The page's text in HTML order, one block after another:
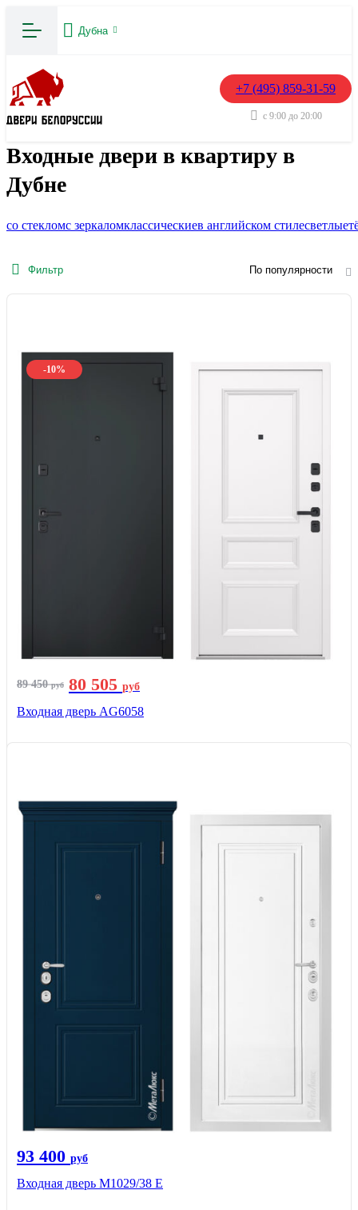
Дубна
+7 (495) 859-31-59
с 9:00 до 20:00
Входные двери в квартиру в
Дубне
со стекломс зеркаломклассическиев английском стилесветлые
Фильтр По популярности
-10%
89 450руб 80 505 руб
Входная дверь AG6058
93 400 руб
Входная дверь М1029/38 E